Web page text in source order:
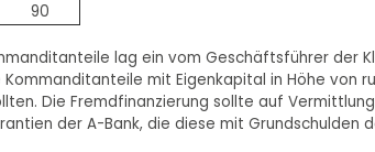
90
lag ein vom Geschäftsführer der
mit Eigenkapital in Höhe von
Die Fremdfinanzierung sollte auf
der A-Bank, die diese mit Grundschulden